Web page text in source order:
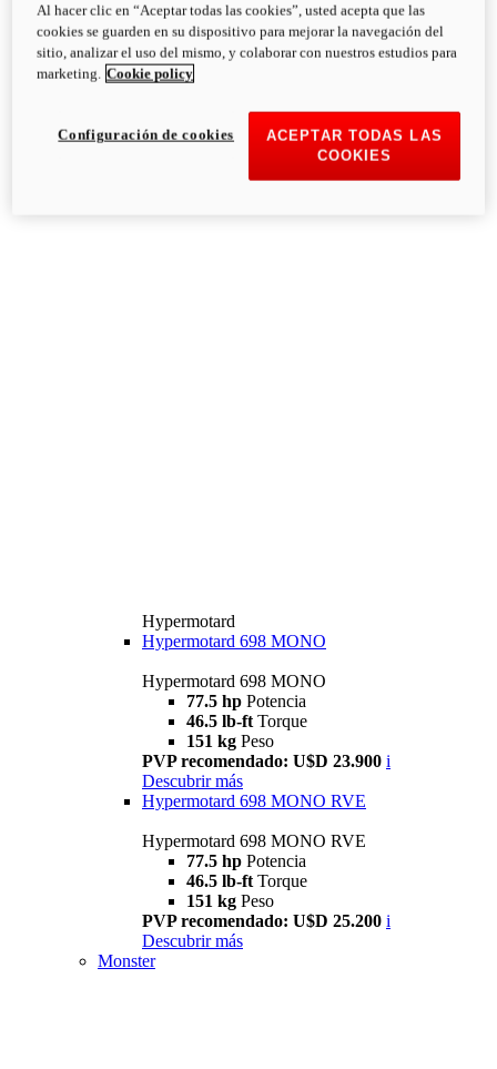
Hypermotard
Hypermotard 698 MONO
Hypermotard 698 MONO
77.5 hp Potencia
46.5 lb-ft Torque
151 kg Peso
PVP recomendado: U$D 23.900 i
Descubrir más
Hypermotard 698 MONO RVE
Hypermotard 698 MONO RVE
77.5 hp Potencia
46.5 lb-ft Torque
151 kg Peso
PVP recomendado: U$D 25.200 i
Descubrir más
Monster
Al hacer clic en “Aceptar todas las cookies”, usted acepta que las
cookies se guarden en su dispositivo para mejorar la navegación del
sitio, analizar el uso del mismo, y colaborar con nuestros estudios para
marketing. Cookie policy
ACEPTAR TODAS LAS
COOKIES
Configuración de cookies